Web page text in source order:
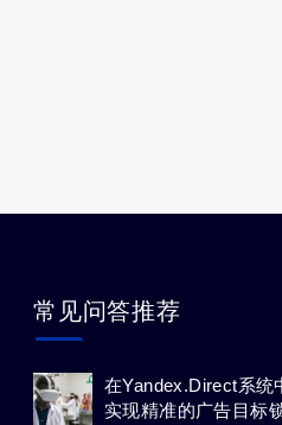
常见问答推荐
在Yandex.Direct系统
实现精准的广告目标